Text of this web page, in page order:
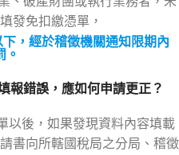
發免扣繳憑單，
，經於稽徵機關通知限期內
報錯誤，應如何申請更正？
以後，如果發現資料內容填載
書向所轄國稅局之分局、稽徵